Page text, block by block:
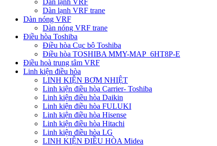
Dàn lạnh VRF
Dàn lạnh VRF trane
Dàn nóng VRF
Dàn nóng VRF trane
Điều hòa Toshiba
Điều hòa Cục bộ Toshiba
Điều hòa TOSHIBA MMY-MAP_6HT8P-E
Điều hoà trung tâm VRF
Linh kiện điều hòa
LINH KIỆN BƠM NHIỆT
Linh kiện điều hòa Carrier- Toshiba
Linh kiện điều hòa Daikin
Linh kiện điều hòa FULUKI
Linh kiện điều hòa Hisense
Linh kiện điều hòa Hitachi
Linh kiện điều hòa LG
LINH KIỆN ĐIỀU HÒA Midea